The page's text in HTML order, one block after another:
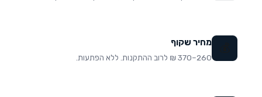
מחיר שקוף
260–370 ₪ לרוב ההתקנות. ללא הפתעות.